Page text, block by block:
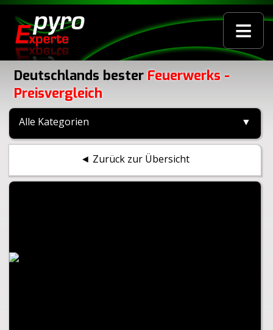
≡
Deutschlands bester Feuerwerks -
Preisvergleich
Alle Kategorien ▼
◄ Zurück zur Übersicht